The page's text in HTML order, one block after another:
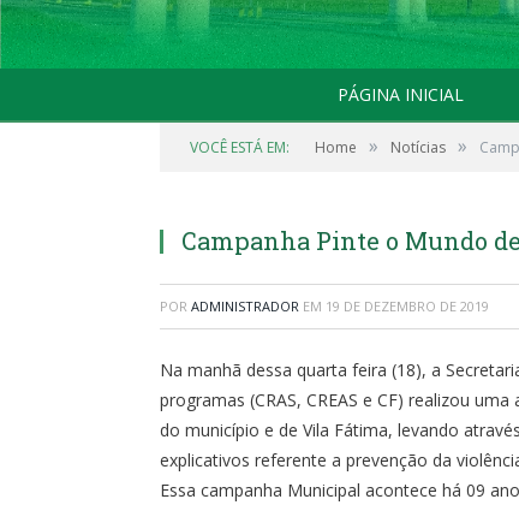
PÁGINA INICIAL
VOCÊ ESTÁ EM: Home » Notícias »
Campanha Pinte o Mundo
POR ADMINISTRADOR EM 19 DE DEZEMBRO DE 2019
Na manhã dessa quarta feira (18), a
programas (CRAS, CREAS e CF) realizou
do município e de Vila Fátima, levando
explicativos referente a prevenção da
Essa campanha Municipal acontece há 09